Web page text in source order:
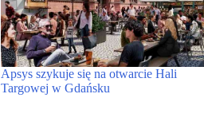
Apsys szykuje się na otwarcie Hali
Targowej w Gdańsku